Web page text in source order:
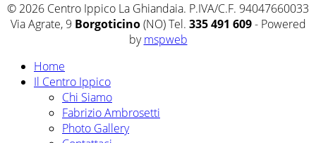
© 2026 Centro Ippico La Ghiandaia. P.IVA/C.F. 94047660033
Via Agrate, 9 Borgoticino(NO) Tel. 335 491 609- Powered
bymspweb
Home
Il Centro Ippico
Chi Siamo
Fabrizio Ambrosetti
Photo Gallery